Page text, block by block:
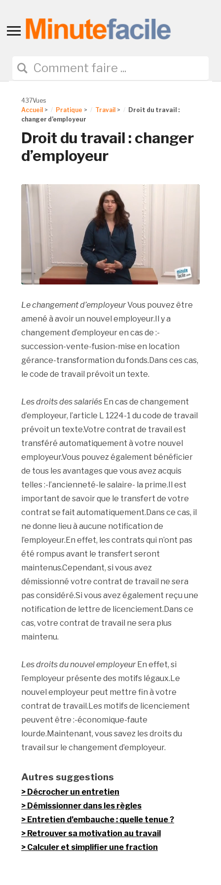
Toggle
navigation
437Vues
Accueil > Pratique > Travail >
Droit du travail :
changer d’employeur
Droit du travail : changer
d’employeur
Le changement d’employeurVous pouvez être
amené à avoir un nouvel employeur.Il y a
changement d’employeur en cas de :-
succession-vente-fusion-mise en location
gérance-transformation du fonds.Dans ces cas,
le code de travail prévoit un texte.
Les droits des salariés En cas de changement
d’employeur, l’article L 1224-1 du code de travail
prévoit un texte.Votre contrat de travail est
transféré automatiquement à votre nouvel
employeur.Vous pouvez également bénéficier
de tous les avantages que vous avez acquis
telles :-l’ancienneté-le salaire- la prime.Il est
important de savoir que le transfert de votre
contrat se fait automatiquement.Dans ce cas, il
ne donne lieu à aucune notification de
l’employeur.En effet, les contrats qui n’ont pas
été rompus avant le transfert seront
maintenus.Cependant, si vous avez
démissionné votre contrat de travail ne sera
pas considéré.Si vous avez également reçu une
notification de lettre de licenciement.Dans ce
cas, votre contrat de travail ne sera plus
maintenu.
Les droits du nouvel employeurEn effet, si
l’employeur présente des motifs légaux.Le
nouvel employeur peut mettre fin à votre
contrat de travail.Les motifs de licenciement
peuvent être :-économique-faute
lourde.Maintenant, vous savez les droits du
travail sur le changement d’employeur.
Autres suggestions
Décrocher un entretien
Démissionner dans les règles
Entretien d’embauche : quelle tenue ?
Retrouver sa motivation au travail
Calculer et simplifier une fraction